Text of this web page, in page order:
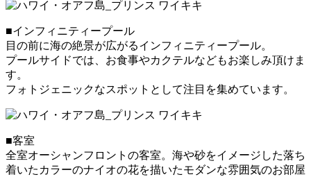
■インフィニティープール
目の前に海の絶景が広がるインフィニティープール。
プールサイドでは、お食事やカクテルなどもお楽しみ頂けま
す。
フォトジェニックなスポットとして注目を集めています。
■客室
全室オーシャンフロントの客室。海や砂をイメージした落ち
着いたカラーのナイオの花を描いたモダンな雰囲気のお部屋